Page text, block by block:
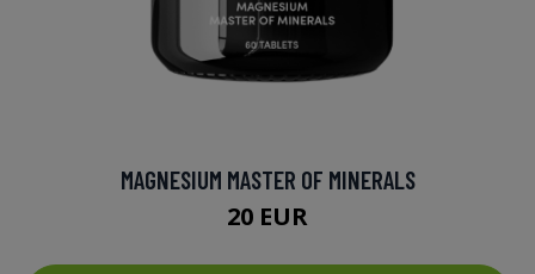
MAGNESIUM MASTER OF MINERALS
20 EUR